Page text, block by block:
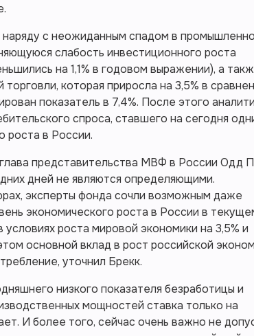
с неожиданным спадом в
слабость инвестиционного роста
на 1,1% в годовом выражении), а
которая приросла на 3,5% в
показатель в 7,4%. После этого
спроса, ставшего на сегодня
роста в России.
представительства МВФ в России Одд
дней не являются определяющими.
эксперты фонда сочли возможным даже
экономического роста в России в
роста мировой экономики на 3,5% и
основной вклад в рост российской
уточнил Брекк.
низкого показателя безработицы и
мощностей ставка только на
И более того, сейчас очень важно не